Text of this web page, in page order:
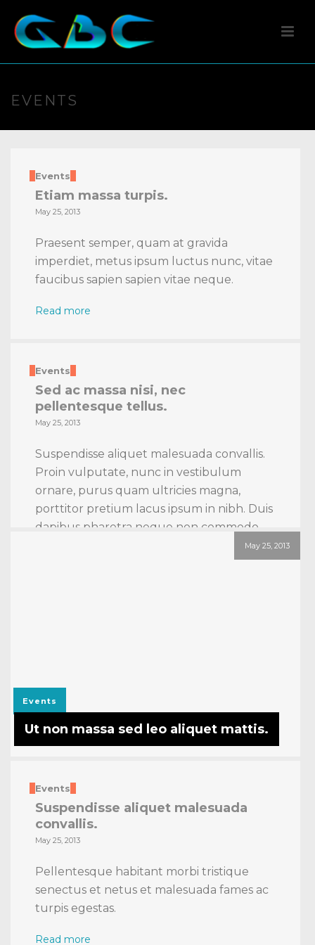
EVENTS
Events
Etiam massa turpis.
May 25, 2013
Praesent semper, quam at gravida
imperdiet, metus ipsum luctus nunc, vitae
faucibus sapien sapien vitae neque.
Read more
Events
Sed ac massa nisi, nec
pellentesque tellus.
May 25, 2013
Suspendisse aliquet malesuada convallis.
Proin vulputate, nunc in vestibulum
ornare, purus quam ultricies magna,
porttitor pretium lacus ipsum in nibh. Duis
dapibus pharetra neque non commodo.
Morbi id posuere nulla. Quisque fringilla
quam quis lorem gravida faucibus. Nulla
May 25, 2013
Events
Ut non massa sed leo aliquet mattis.
Events
Suspendisse aliquet malesuada
convallis.
May 25, 2013
Pellentesque habitant morbi tristique
senectus et netus et malesuada fames ac
turpis egestas.
Read more